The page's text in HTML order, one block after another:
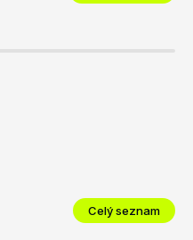
Celý seznam